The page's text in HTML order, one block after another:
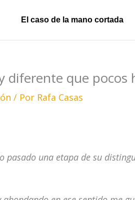
El caso de la mano cortada
diferente que pocos
/ Por Rafa Casas
pasado una etapa de su